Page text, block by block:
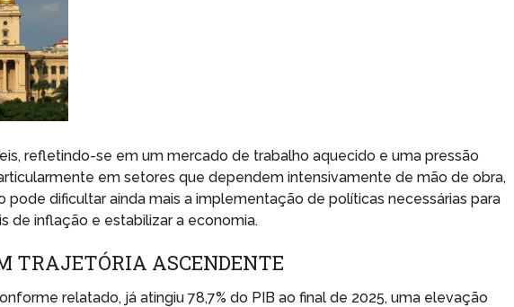
refletindo-se em um mercado de trabalho aquecido e uma pressão
em setores que dependem intensivamente de mão de obra,
pode dificultar ainda mais a implementação de políticas necessárias para
de inflação e estabilizar a economia.
TRAJETÓRIA ASCENDENTE
relatado, já atingiu 78,7% do PIB ao final de 2025, uma elevação